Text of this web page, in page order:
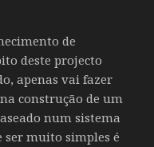
de
deste projecto
apenas vai fazer
construção de um
num sistema
ser muito simples é